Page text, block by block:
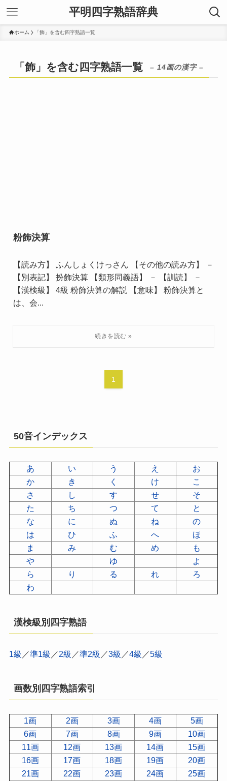
平明四字熟語辞典
ホーム 「飾」を含む四字熟語一覧
「飾」を含む四字熟語一覧 – 14画の漢字 –
粉飾決算
【読み方】 ふんしょくけっさん 【その他の読み方】 －
【別表記】 扮飾決算 【類形同義語】 － 【訓読】 －
【漢検級】 4級 粉飾決算の解説 【意味】 粉飾決算と
は、会...
1
50音インデックス
あ い う え
お
か
き く け
こ
さ
し す せ
そ
た
ち つ て
と
な
に ぬ ね
の
は
ひ ふ へ
ほ
ま
み む め
も
や
ゆ
よ
ら
り る れ
ろ
わ
漢検級別四字熟語
1級 ／準1級 ／2級 ／準2級 ／3級 ／4級 ／5級
画数別四字熟語索引
1画 2画 3画 4画
5画
6画
7画 8画 9画
10画
11画
12画 13画 14画
15画
16画
17画 18画 19画
20画
21画
22画 23画 24画
25画